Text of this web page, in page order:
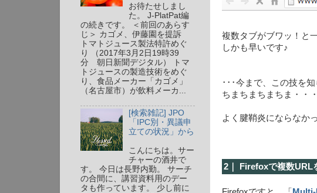
複数タブがブワッ！と
しかも早いです♪
･･･今まで、この技を知
ちまちまちまちま・・
よく腱鞘炎にならなか
2｜ Firefoxで複数URL
お待たせしまし
た。 J-PlatPat編
の続きです。 ＜前回のあらす
じ＞ カゴメ、伊藤園を提訴
トマトジュース製法特許めぐ
り （2017年3月2日19時39
分 朝日新聞デジタル） トマ
トジュースの製造技術をめぐ
り、食品メーカー「カゴメ」
（名古屋市）が飲料メーカ...
[検索雑記] JPO
「IPC別・異議申
立ての状況」から
こんにちは。サー
チャーの酒井で
す。 今日は長野内勤。 サーチ
の合間に、講習資料用のデー
タも作っています。 少し前に